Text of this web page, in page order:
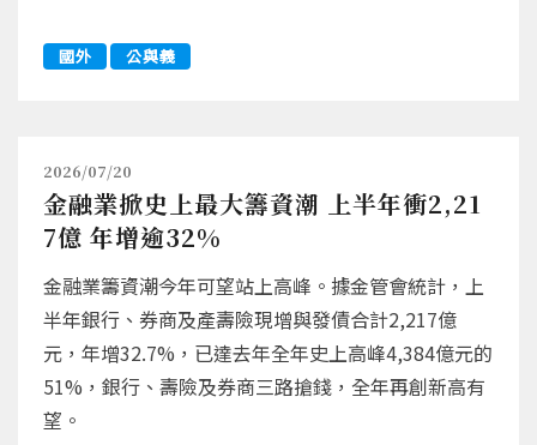
國外 公與義
2026/07/20
金融業掀史上最大籌資潮 上半年衝2,21
7億 年增逾32%
金融業籌資潮今年可望站上高峰。據金管會統計，上
半年銀行、券商及產壽險現增與發債合計2,217億
元，年增32.7%，已達去年全年史上高峰4,384億元的
51%，銀行、壽險及券商三路搶錢，全年再創新高有
望。